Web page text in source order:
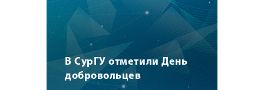
В СурГУ отметили День
добровольцев